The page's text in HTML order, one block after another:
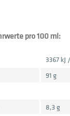
pro 100 ml:
3367 kJ
91 g
8,3 g